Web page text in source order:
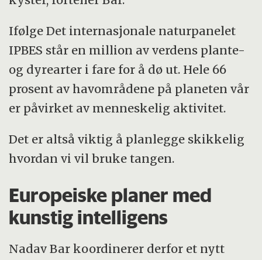
Ifølge Det internasjonale naturpanelet
IPBES står en million av verdens plante-
og dyrearter i fare for å dø ut. Hele 66
prosent av havområdene på planeten vår
er påvirket av menneskelig aktivitet.
Det er altså viktig å planlegge skikkelig
hvordan vi vil bruke tangen.
Europeiske planer med
kunstig intelligens
Nadav Bar koordinerer derfor et nytt